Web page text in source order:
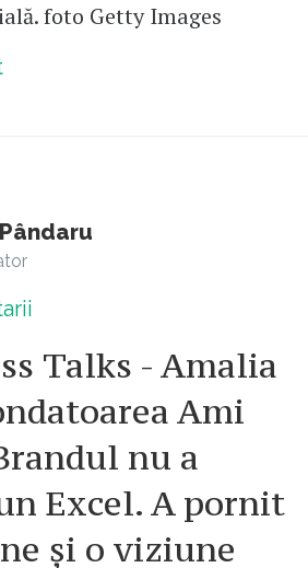
foto Getty Images
Talks - Amalia
Ami
nu a
Excel. A pornit
și o viziune